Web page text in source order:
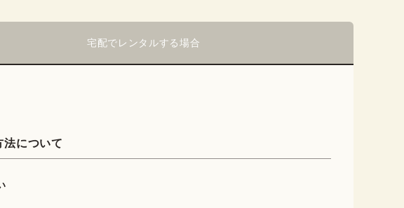
宅配でレンタルする場合
法について